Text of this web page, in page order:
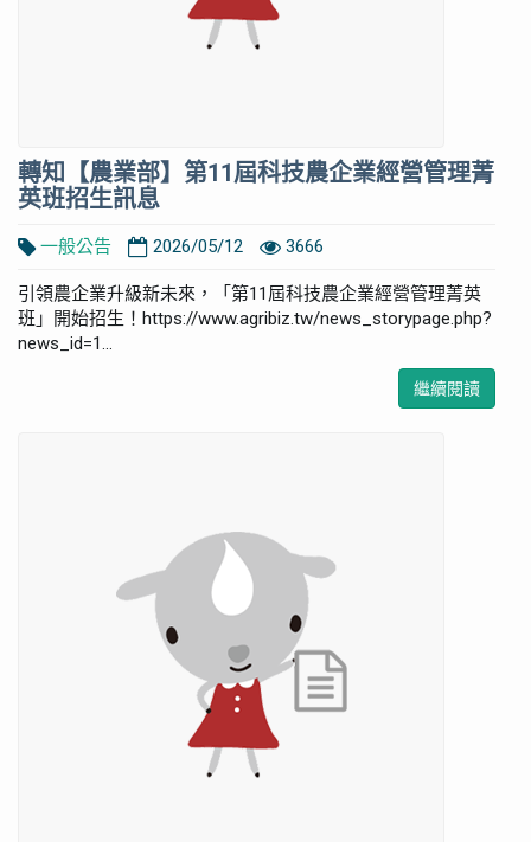
轉知【農業部】第11屆科技農企業經營管理菁
英班招生訊息
一般公告 2026/05/12 3666
引領農企業升級新未來，「第11屆科技農企業經營管理菁英
班」開始招生！https://www.agribiz.tw/news_storypage.php?
news_id=1...
繼續閱讀